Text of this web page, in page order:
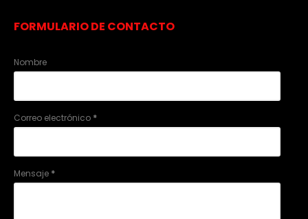
FORMULARIO DE CONTACTO
Nombre
Correo electrónico *
Mensaje *